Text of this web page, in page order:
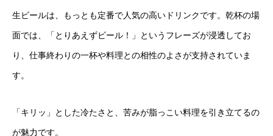
生ビールは、もっとも定番で人気の高いドリンクです。乾杯の場
面では、「とりあえずビール！」というフレーズが浸透してお
り、仕事終わりの一杯や料理との相性のよさが支持されていま
す。
「キリッ」とした冷たさと、苦みが脂っこい料理を引き立てるの
が魅力です。